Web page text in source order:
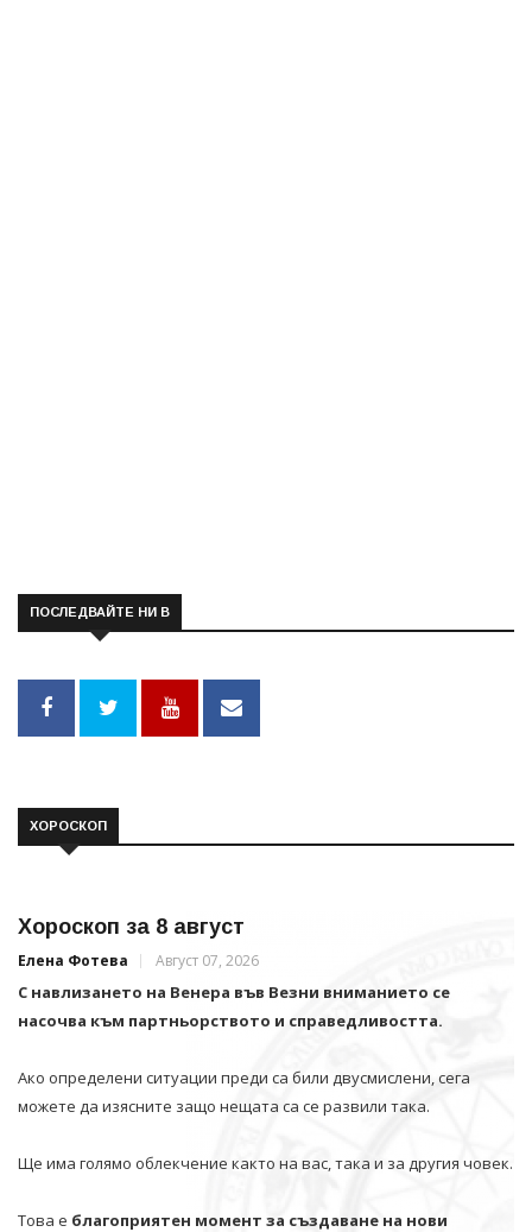
ПОСЛЕДВАЙТЕ НИ В
ХОРОСКОП
Хороскоп за 8 август
Елена Фотева Август 07, 2026
С навлизането на Венера във Везни вниманието се
насочва към партньорството и справедливостта.
Ако определени ситуации преди са били двусмислени, сега
можете да изясните защо нещата са се развили така.
Ще има голямо облекчение както на вас, така и за другия човек.
Това е благоприятен момент за създаване на нови